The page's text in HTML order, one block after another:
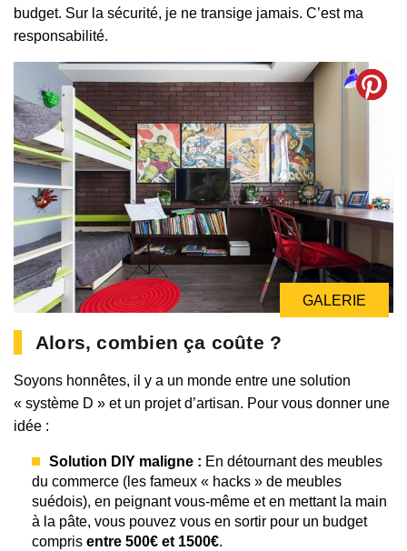
budget. Sur la sécurité, je ne transige jamais. C’est ma
responsabilité.
GALERIE
GALERIE
Alors, combien ça coûte ?
Soyons honnêtes, il y a un monde entre une solution
« système D » et un projet d’artisan. Pour vous donner une
idée :
Solution DIY maligne : En détournant des meubles
du commerce (les fameux « hacks » de meubles
suédois), en peignant vous-même et en mettant la main
à la pâte, vous pouvez vous en sortir pour un budget
compris entre 500€ et 1500€.